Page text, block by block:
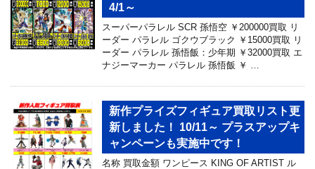
4/1～
スーパーパラレル SCR 孫悟空 ￥200000買取 リ
ーダー パラレル ゴクウブラック ￥15000買取 リ
ーダー パラレル 孫悟飯：少年期 ￥32000買取 エ
ナジーマーカー パラレル 孫悟飯 ￥ …
新作プライズフィギュア買取リスト更
新しました！ 10/11～ プラスアップキ
ャンペーンも実施中です！
名称 買取金額 ワンピース KING OF ARTIST ル